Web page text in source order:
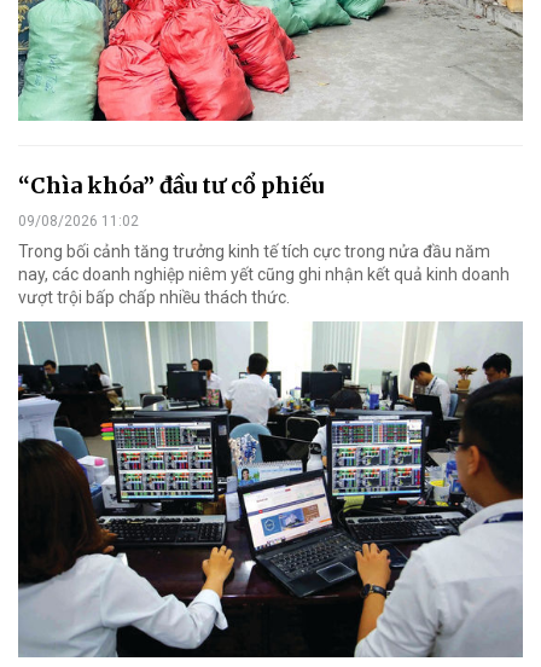
“Chìa khóa” đầu tư cổ phiếu
09/08/2026 11:02
Trong bối cảnh tăng trưởng kinh tế tích cực trong nửa đầu năm
nay, các doanh nghiệp niêm yết cũng ghi nhận kết quả kinh doanh
vượt trội bấp chấp nhiều thách thức.